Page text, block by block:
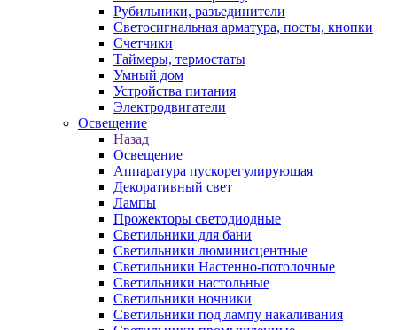
Рубильники, разъединители
Светосигнальная арматура, посты, кнопки
Счетчики
Таймеры, термостаты
Умный дом
Устройства питания
Электродвигатели
Освещение
Назад
Освещение
Аппаратура пускорегулирующая
Декоративный свет
Лампы
Прожекторы светодиодные
Светильники для бани
Светильники люминисцентные
Светильники Настенно-потолочные
Светильники настольные
Светильники ночники
Светильники под лампу накаливания